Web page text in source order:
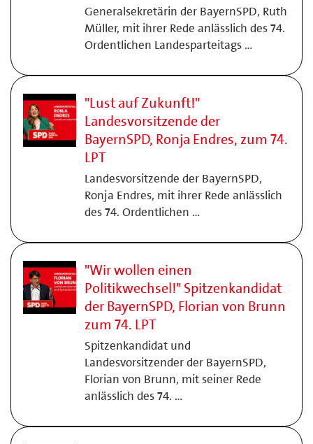
Generalsekretärin der BayernSPD, Ruth
Müller, mit ihrer Rede anlässlich des 74.
Ordentlichen Landesparteitags …
"Lust auf Zukunft!"
Landesvorsitzende der
BayernSPD, Ronja Endres, zum 74.
LPT
Landesvorsitzende der BayernSPD,
Ronja Endres, mit ihrer Rede anlässlich
des 74. Ordentlichen …
"Wir wollen einen
Politikwechsel!" Spitzenkandidat
der BayernSPD, Florian von Brunn
zum 74. LPT
Spitzenkandidat und
Landesvorsitzender der BayernSPD,
Florian von Brunn, mit seiner Rede
anlässlich des 74. …